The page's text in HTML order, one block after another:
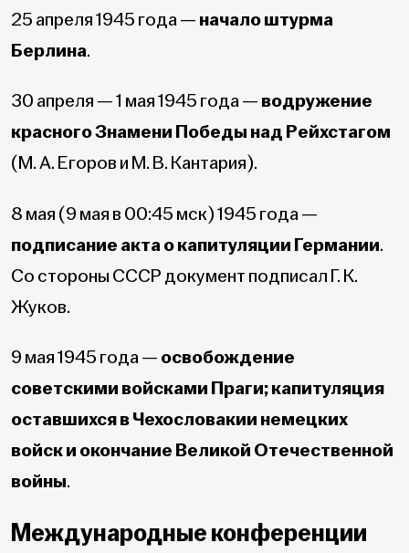
25 апреля 1945 года — начало штурма
Берлина.
30 апреля — 1 мая 1945 года — водружение
красного Знамени Победы над Рейхстагом
(М. А. Егоров и М. В. Кантария).
8 мая (9 мая в 00:45 мск) 1945 года —
подписание акта о капитуляции Германии.
Со стороны СССР документ подписал Г. К.
Жуков.
9 мая 1945 года — освобождение
советскими войсками Праги; капитуляция
оставшихся в Чехословакии немецких
войск и окончание Великой Отечественной
войны.
Международные конференции